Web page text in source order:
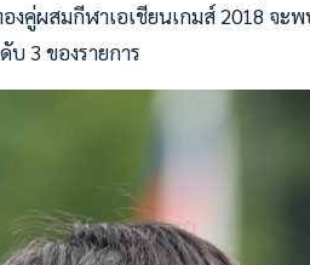
งคู่ผสมกีฬาเอเชียนเกมส์ 2018 จะ
บ 3 ของรายการ